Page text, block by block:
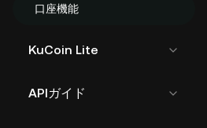
口座機能
KuCoin Lite
APIガイド